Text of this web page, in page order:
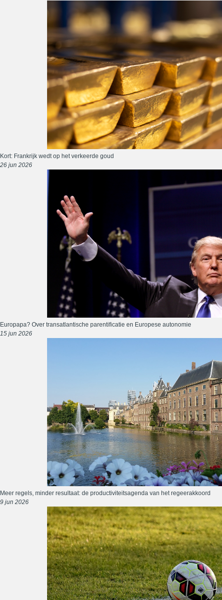
Kort: Frankrijk wedt op het verkeerde goud
26 jun 2026
Europapa? Over transatlantische parentificatie en Europese autonomie
15 jun 2026
Meer regels, minder resultaat: de productiviteitsagenda van het regeerakkoord
9 jun 2026